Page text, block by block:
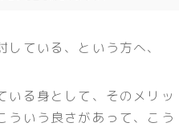
ている、という方へ、
いる身として、そのメリッ
ういう良さがあって、こう